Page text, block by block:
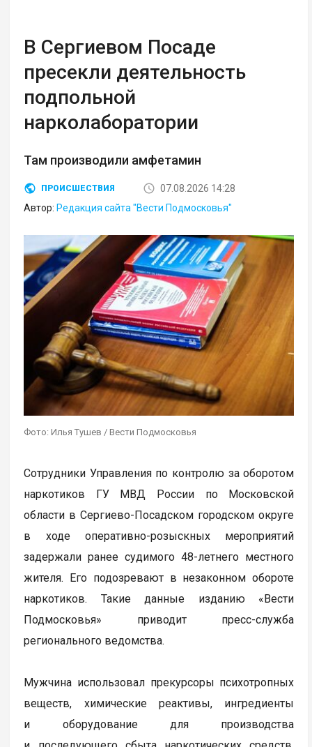
В Сергиевом Посаде
пресекли деятельность
подпольной
нарколаборатории
Там производили амфетамин
ПРОИСШЕСТВИЯ
07.08.2026 14:28
Автор: Редакция сайта "Вести Подмосковья"
Фото: Илья Тушев / Вести Подмосковья
Сотрудники Управления по контролю за оборотом
наркотиков ГУ МВД России по Московской
области в Сергиево-Посадском городском округе
в ходе оперативно-розыскных мероприятий
задержали ранее судимого 48-летнего местного
жителя. Его подозревают в незаконном обороте
наркотиков. Такие данные изданию «Вести
Подмосковья» приводит пресс-служба
регионального ведомства.
Мужчина использовал прекурсоры психотропных
веществ, химические реактивы, ингредиенты
и оборудование для производства